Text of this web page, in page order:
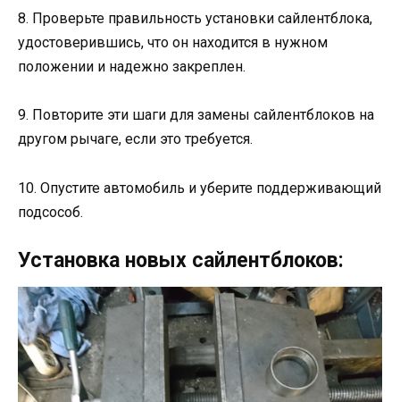
8. Проверьте правильность установки сайлентблока,
удостоверившись, что он находится в нужном
положении и надежно закреплен.
9. Повторите эти шаги для замены сайлентблоков на
другом рычаге, если это требуется.
10. Опустите автомобиль и уберите поддерживающий
подсособ.
Установка новых сайлентблоков: